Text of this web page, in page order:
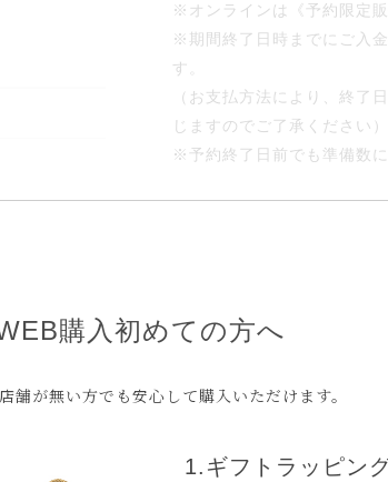
※オンラインは《予約限定販
※期間終了日時までにご入
す。
（お支払方法により、終了
じますのでご了承ください）
※予約終了日前でも準備数
※『STAR WARS』専用の
※「ギフトラッピング」の
【14号～24号】の範囲での
刻印・裏石などの追加は出
購入初めての方へ
舗が無い方でも安心して購入いただけます。
1.ギフトラッピン